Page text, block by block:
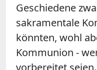
Geschiedene
sakramentale
könnten, wohl
Kommunion -
vorbereitet